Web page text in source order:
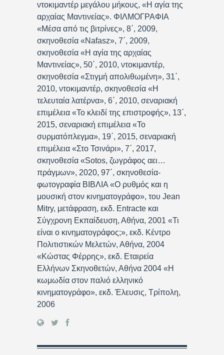
ντοκιμαντέρ μεγάλου μήκους, «Η αγία της
αρχαίας Μαντινείας». ΦΙΛΜΟΓΡΑΦΙΑ
«Μέσα από τις βιτρίνες», 8΄, 2009,
σκηνοθεσία «Nafasz», 7΄, 2009,
σκηνοθεσία «Η αγία της αρχαίας
Μαντινείας», 50΄, 2010, ντοκιμαντέρ,
σκηνοθεσία «Στιγμή απολιθωμένη», 31΄,
2010, ντοκιμαντέρ, σκηνοθεσία «Η
τελευταία λατέρνα», 6΄, 2010, σεναριακή
επιμέλεια «Το κλειδί της επιστροφής», 13΄,
2015, σεναριακή επιμέλεια «Το
συρματόπλεγμα», 19΄, 2015, σεναριακή
επιμέλεια «Στο Τσινάρι», 7΄, 2017,
σκηνοθεσία «Sotos, ζωγράφος αει…
πράγμων», 2020, 97΄, σκηνοθεσία-
φωτογραφία ΒΙΒΛΙΑ «Ο ρυθμός και η
μουσική στον κινηματογράφο», του Jean
Mitry, μετάφραση, εκδ. Entracte και
Σύγχρονη Εκπαίδευση, Αθήνα, 2001 «Τι
είναι ο κινηματογράφος;», εκδ. Κέντρο
Πολιτιστικών Μελετών, Αθήνα, 2004
«Κώστας Φέρρης», εκδ. Εταιρεία
Ελλήνων Σκηνοθετών, Αθήνα 2004 «Η
κωμωδία στον παλιό ελληνικό
κινηματογράφο», εκδ. Έλευσις, Τρίπολη,
2006